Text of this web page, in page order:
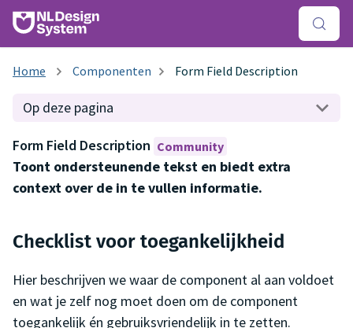
Componenten Form Field Description
Op deze pagina
Form Field Description Community
Toont ondersteunende tekst en biedt extra
context over de in te vullen informatie.
Checklist voor toegankelijkheid
Hier beschrijven we waar de component al aan voldoet
en wat je zelf nog moet doen om de component
toegankelijk én gebruiksvriendelijk in te zetten.